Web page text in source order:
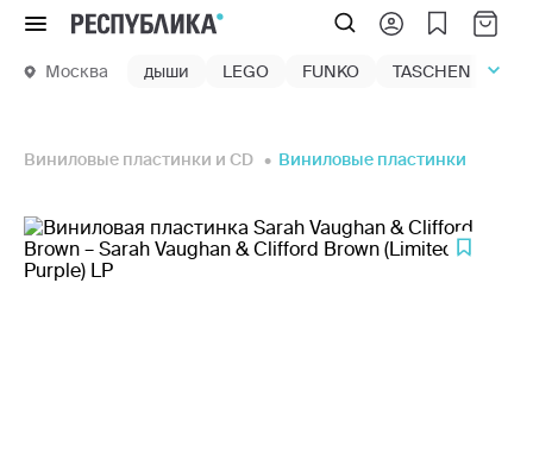
Меню
Москва дыши LEGO FUNKO TASCHEN
Виниловые пластинки и CD Виниловые пластинки